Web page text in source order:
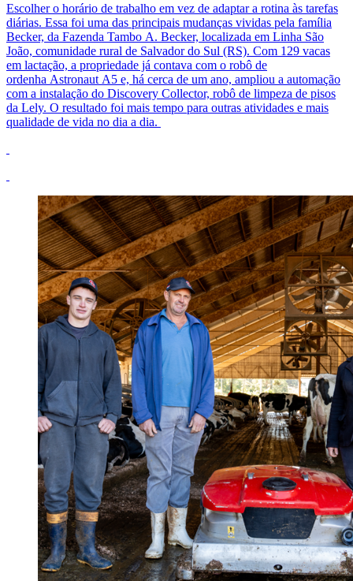
Escolher o horário de trabalho em vez de adaptar a rotina às tarefas
diárias. Essa foi uma das principais mudanças vividas pela família
Becker, da Fazenda Tambo A. Becker, localizada em Linha São
João, comunidade rural de Salvador do Sul (RS). Com 129 vacas
em lactação, a propriedade já contava com o robô de
ordenha Astronaut A5 e, há cerca de um ano, ampliou a automação
com a instalação do Discovery Collector, robô de limpeza de pisos
da Lely. O resultado foi mais tempo para outras atividades e mais
qualidade de vida no dia a dia.